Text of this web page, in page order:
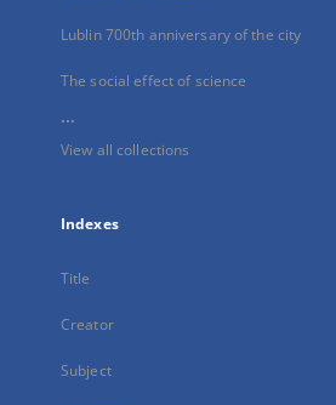
Lublin 700th anniversary of the city
The social effect of science
...
View all collections
Indexes
Title
Creator
Subject